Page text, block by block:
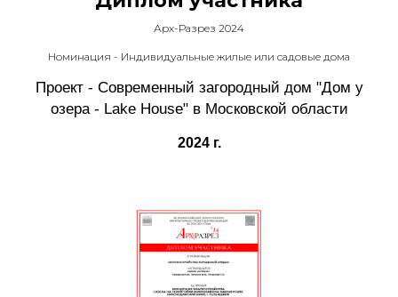
Арх-Разрез 2024
Номинация - Индивидуальные жилые или садовые дома
Проект - Современный загородный дом "Дом у
озера - Lake House" в Московской области
2024 г.